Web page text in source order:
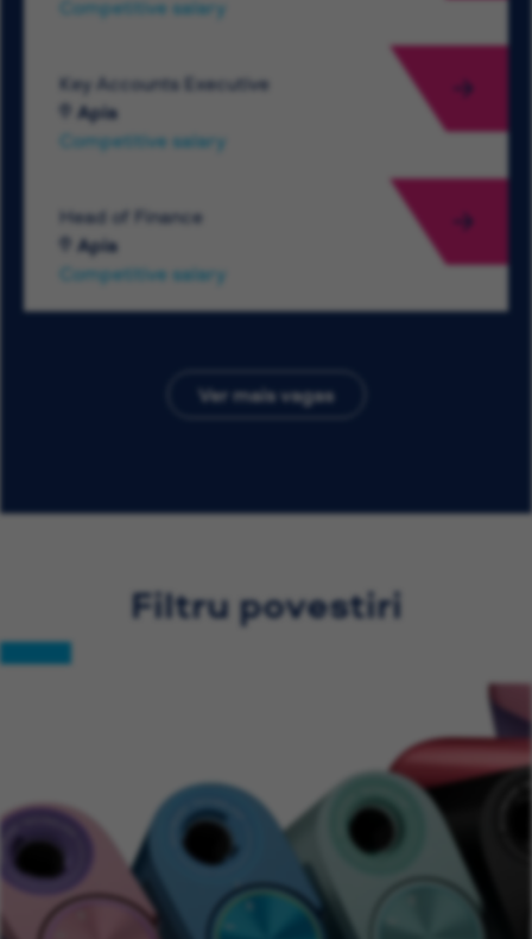
Competitive salary
Key Accounts Executive
Apia
Competitive salary
Head of Finance
Apia
Competitive salary
Ver mais vagas
Filtru povestiri